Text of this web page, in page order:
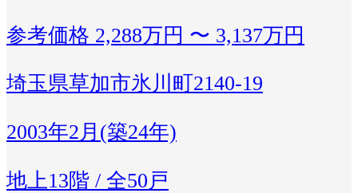
参考価格 2,288万円 〜 3,137万円
埼玉県草加市氷川町2140-19
2003年2月(築24年)
地上13階 / 全50戸